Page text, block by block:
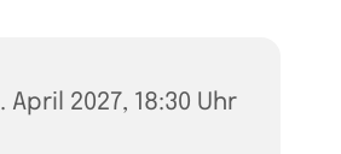
April 2027, 18:30 Uhr